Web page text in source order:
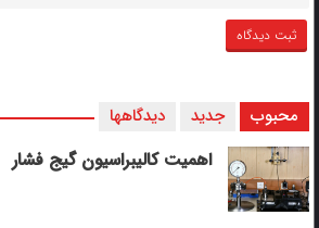
محبوب جدید دیدگاهها
اهمیت کالیبراسیون گیج فشار